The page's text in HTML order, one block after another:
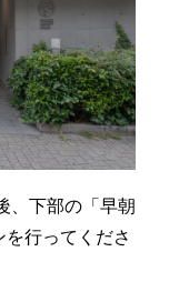
、下部の「早朝
行ってくださ